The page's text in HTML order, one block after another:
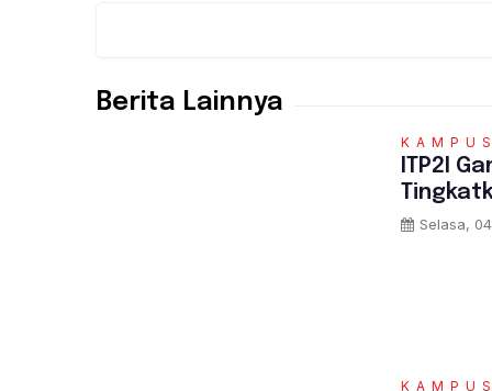
Berita Lainnya
KAMPUS
ITP2I
Selasa,
KAMPUS